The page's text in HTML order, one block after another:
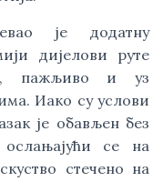
је додатну
дијелови руте
пажљиво и уз
Иако су услови
је обављен без
ослањајући се на
стечено на